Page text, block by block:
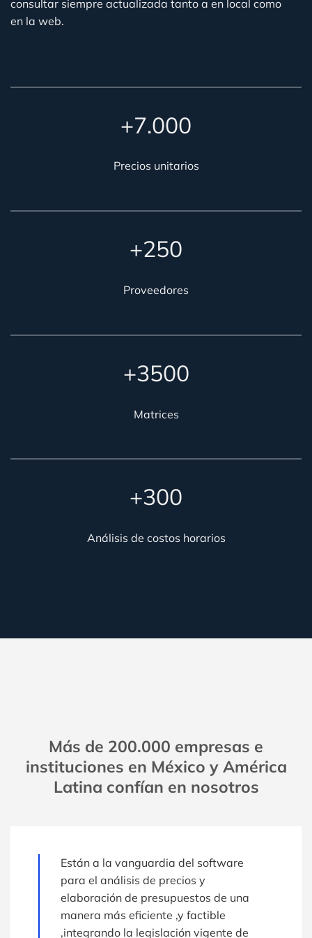
consultar siempre actualizada tanto a en local como
en la web.
+7.000
Precios unitarios
+250
Proveedores
+3500
Matrices
+300
Análisis de costos horarios
Más de 200.000 empresas e
instituciones en México y América
Latina confían en nosotros
Están a la vanguardia del software
para el análisis de precios y
elaboración de presupuestos de una
manera más eficiente ,y factible
,integrando la legislación vigente de